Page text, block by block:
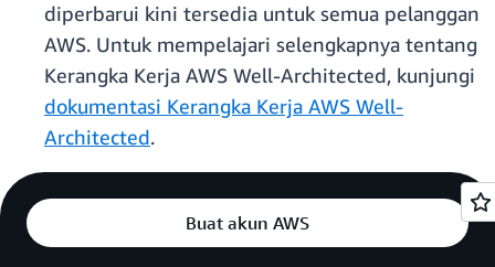
diperbarui kini tersedia untuk semua pelanggan
AWS. Untuk mempelajari selengkapnya tentang
Kerangka Kerja AWS Well-Architected, kunjungi
dokumentasi Kerangka Kerja AWS Well-
Architected.
Buat akun AWS